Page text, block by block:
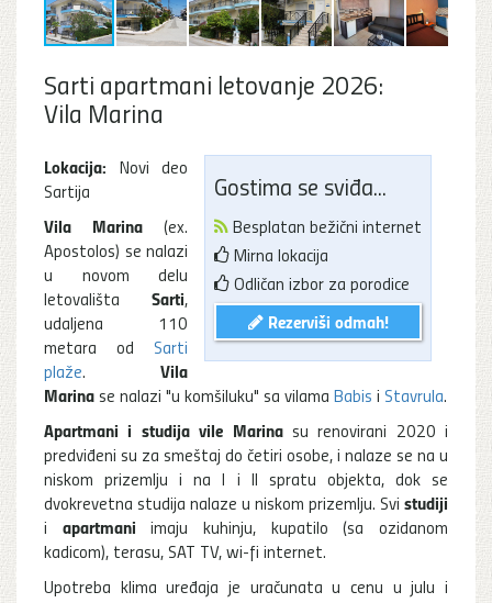
Sarti apartmani letovanje 2026:
Vila Marina
Gostima se sviđa...
Besplatan bežični internet
Mirna lokacija
Odličan izbor za porodice
Rezerviši odmah!
Lokacija: Novi deo
Sartija
Vila Marina (ex.
Apostolos) se nalazi
u novom delu
letovališta Sarti,
udaljena 110
metara od Sarti
plaže. Vila
Marinase nalazi "u komšiluku" sa vilama Babis i Stavrula.
Apartmani i studija vile Marina su renovirani 2020 i
predviđeni su za smeštaj do četiri osobe, i nalaze se na u
niskom prizemlju i na I i II spratu objekta, dok se
dvokrevetna studija nalaze u niskom prizemlju. Svi studiji
i apartmaniimaju kuhinju, kupatilo (sa ozidanom
kadicom), terasu, SAT TV, wi-fi internet.
Upotreba klima uređaja je uračunata u cenu u julu i